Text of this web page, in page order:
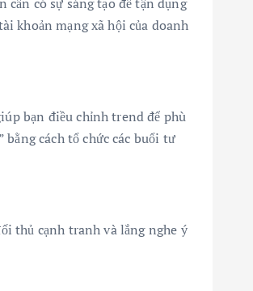
khoản mạng xã hội của doanh
bạn điều chỉnh trend để phù
cách tổ chức các buổi tư
thủ cạnh tranh và lắng nghe ý